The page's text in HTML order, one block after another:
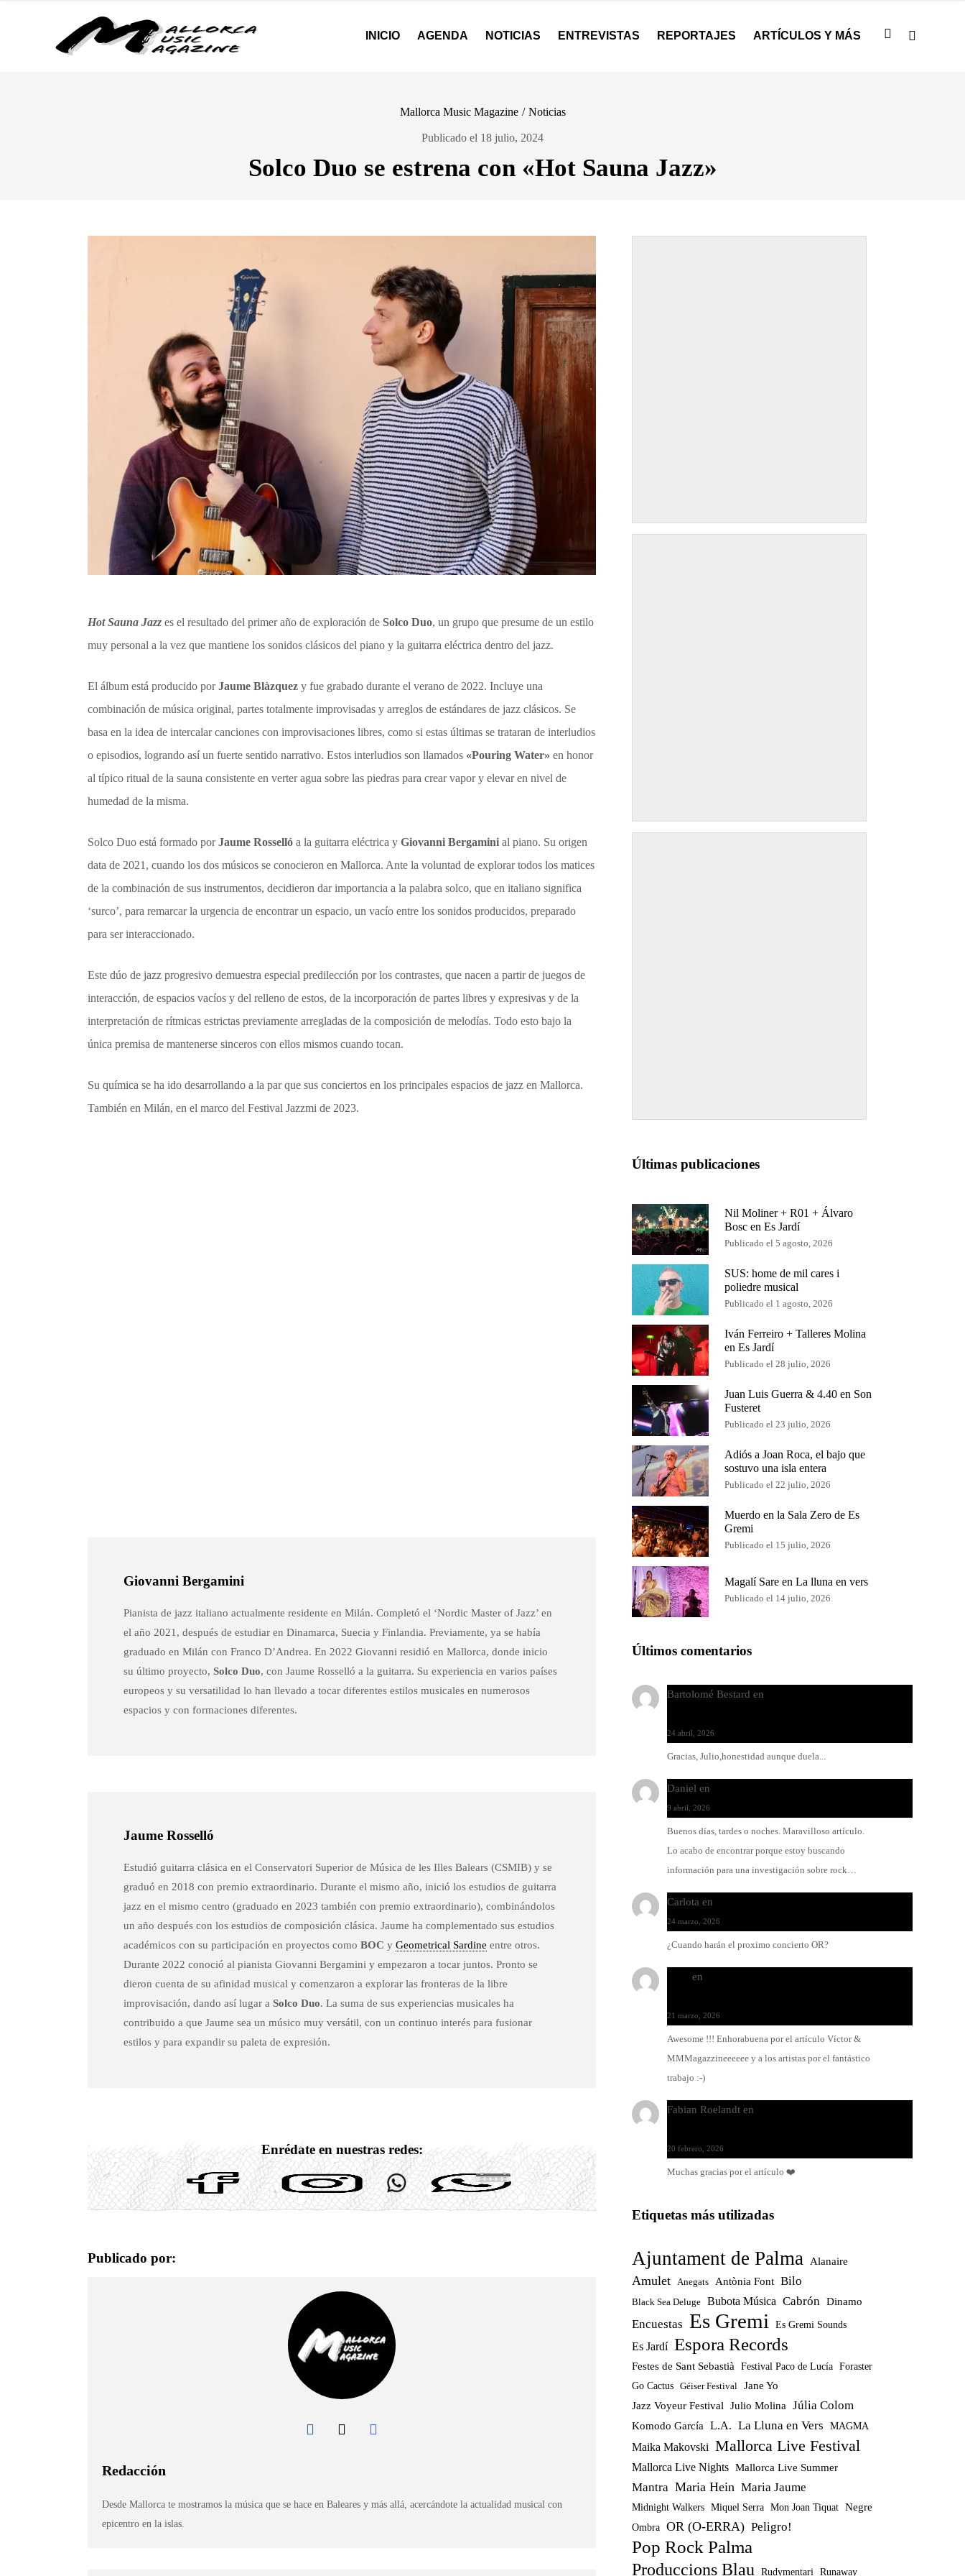
INICIO AGENDA NOTICIAS ENTREVISTAS REPORTAJES ARTÍCULOS Y MÁS
Mallorca Music Magazine / Noticias
Publicado el 18 julio, 2024
Solco Duo se estrena con «Hot Sauna Jazz»
Hot Sauna Jazz es el resultado del primer año de exploración de Solco Duo, un grupo que presume de un estilo
muy personal a la vez que mantiene los sonidos clásicos del piano y la guitarra eléctrica dentro del jazz.
El álbum está producido porJaume Blàzquez y fue grabado durante el verano de 2022. Incluye una
combinación de música original, partes totalmente improvisadas y arreglos de estándares de jazz clásicos. Se
basa en la idea de intercalar canciones con improvisaciones libres, como si estas últimas se trataran de interludios
o episodios, logrando así un fuerte sentido narrativo. Estos interludios son llamados «Pouring Water» en honor
al típico ritual de la sauna consistente en verter agua sobre las piedras para crear vapor y elevar en nivel de
humedad de la misma.
Solco Duo está formado porJaume Rosselló a la guitarra eléctrica y Giovanni Bergamini al piano. Su origen
data de 2021, cuando los dos músicos se conocieron en Mallorca. Ante la voluntad de explorar todos los matices
de la combinación de sus instrumentos, decidieron dar importancia a la palabra solco, que en italiano significa
‘surco’, para remarcar la urgencia de encontrar un espacio, un vacío entre los sonidos producidos, preparado
para ser interaccionado.
Este dúo de jazz progresivo demuestra especial predilección por los contrastes, que nacen a partir de juegos de
interacción, de espacios vacíos y del relleno de estos, de la incorporación de partes libres y expresivas y de la
interpretación de rítmicas estrictas previamente arregladas de la composición de melodías. Todo esto bajo la
única premisa de mantenerse sinceros con ellos mismos cuando tocan.
Su química se ha ido desarrollando a la par que sus conciertos en los principales espacios de jazz en Mallorca.
También en Milán, en el marco del Festival Jazzmi de 2023.
Giovanni Bergamini
Pianista de jazz italiano actualmente residente en Milán. Completó el ‘Nordic Master of Jazz’ en
el año 2021, después de estudiar en Dinamarca, Suecia y Finlandia. Previamente, ya se había
graduado en Milán con Franco D’Andrea. En 2022 Giovanni residió en Mallorca, donde inicio
su último proyecto, Solco Duo, con Jaume Rosselló a la guitarra. Su experiencia en varios países
europeos y su versatilidad lo han llevado a tocar diferentes estilos musicales en numerosos
espacios y con formaciones diferentes.
Jaume Rosselló
Estudió guitarra clásica en el Conservatori Superior de Música de les Illes Balears (CSMIB) y se
graduó en 2018 con premio extraordinario. Durante el mismo año, inició los estudios de guitarra
jazz en el mismo centro (graduado en 2023 también con premio extraordinario), combinándolos
un año después con los estudios de composición clásica. Jaume ha complementado sus estudios
académicos con su participación en proyectos como BOC y Geometrical Sardine entre otros.
Durante 2022 conoció al pianista Giovanni Bergamini y empezaron a tocar juntos. Pronto se
dieron cuenta de su afinidad musical y comenzaron a explorar las fronteras de la libre
improvisación, dando así lugar a Solco Duo. La suma de sus experiencias musicales ha
contribuido a que Jaume sea un músico muy versátil, con un continuo interés para fusionar
estilos y para expandir su paleta de expresión.
Enrédate en nuestras redes:
Publicado por:
Redacción
Desde Mallorca te mostramos la música que se hace en Baleares y más allá, acercándote la actualidad musical con
epicentro en la islas.
Últimas publicaciones
Nil Moliner + R01 + Álvaro
Bosc en Es Jardí
Publicado el 5 agosto, 2026
SUS: home de mil cares i
poliedre musical
Publicado el 1 agosto, 2026
Iván Ferreiro + Talleres Molina
en Es Jardí
Publicado el 28 julio, 2026
Juan Luis Guerra & 4.40 en Son
Fusteret
Publicado el 23 julio, 2026
Adiós a Joan Roca, el bajo que
sostuvo una isla entera
Publicado el 22 julio, 2026
Muerdo en la Sala Zero de Es
Gremi
Publicado el 15 julio, 2026
Magalí Sare en La lluna en vers
Publicado el 14 julio, 2026
Últimos comentarios
Bartolomé Bestard en
24 abril, 2026
Gracias, Julio,honestidad aunque duela...
Daniel en
9 abril, 2026
Buenos días, tardes o noches. Maravilloso artículo.
Lo acabo de encontrar porque estoy buscando
información para una investigación sobre rock…
Carlota en
24 marzo, 2026
¿Cuando harán el proximo concierto OR?
en
21 marzo, 2026
Awesome !!! Enhorabuena por el artículo Víctor &
MMMagazzineeeeee y a los artistas por el fantástico
trabajo :-)
Fabian Roelandt en
20 febrero, 2026
Muchas gracias por el artículo ❤️
Etiquetas más utilizadas
Ajuntament de Palma Alanaire
Amulet Anegats Antònia Font Bilo
Black Sea Deluge Bubota Música Cabrón Dinamo
Encuestas Es Gremi Es Gremi Sounds
Es Jardí Espora Records
Festes de Sant Sebastià Festival Paco de Lucía Foraster
Go Cactus Géiser Festival Jane Yo
Jazz Voyeur Festival Julio Molina Júlia Colom
Komodo García L.A. La Lluna en Vers MAGMA
Maika Makovski Mallorca Live Festival
Mallorca Live Nights Mallorca Live Summer
Mantra Maria Hein Maria Jaume
Midnight Walkers Miquel Serra Mon Joan Tiquat Negre
Ombra OR (O-ERRA) Peligro!
Pop Rock Palma
Produccions Blau
Rudymentari Runaway